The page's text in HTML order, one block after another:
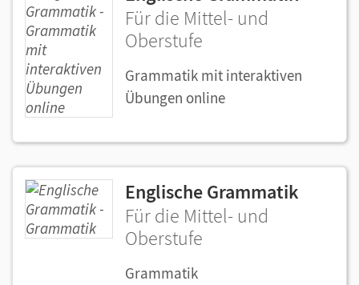
Für die Mittel- und
Oberstufe
Grammatik mit interaktiven
Übungen online
Englische Grammatik
Für die Mittel- und
Oberstufe
Grammatik